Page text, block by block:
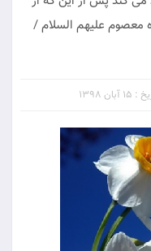
معصوم علیهم السلام /
آبان 1398